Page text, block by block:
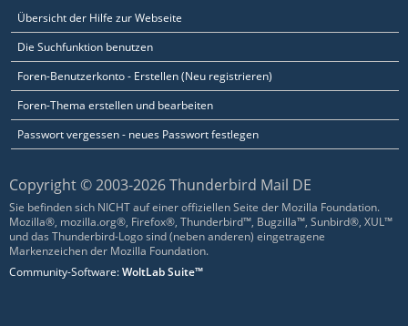
Übersicht der Hilfe zur Webseite
Die Suchfunktion benutzen
Foren-Benutzerkonto - Erstellen (Neu registrieren)
Foren-Thema erstellen und bearbeiten
Passwort vergessen - neues Passwort festlegen
Copyright © 2003-2026 Thunderbird Mail DE
Sie befinden sich NICHT auf einer offiziellen Seite der Mozilla Foundation.
Mozilla®, mozilla.org®, Firefox®, Thunderbird™, Bugzilla™, Sunbird®, XUL™
und das Thunderbird-Logo sind (neben anderen) eingetragene
Markenzeichen der Mozilla Foundation.
Community-Software:WoltLab Suite™